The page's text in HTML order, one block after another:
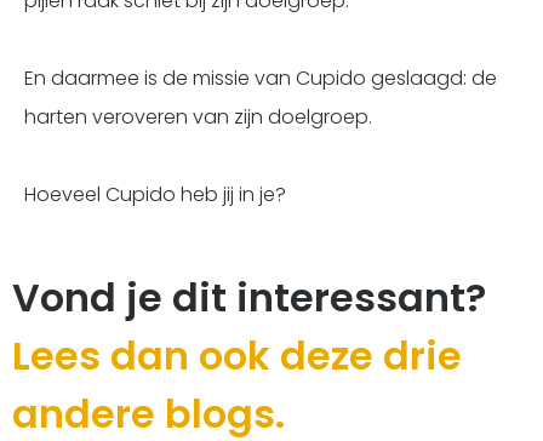
En daarmee is de missie van Cupido geslaagd: de
harten veroveren van zijn doelgroep.
Hoeveel Cupido heb jij in je?
Vond je dit interessant?
Lees dan ook deze drie
andere blogs.